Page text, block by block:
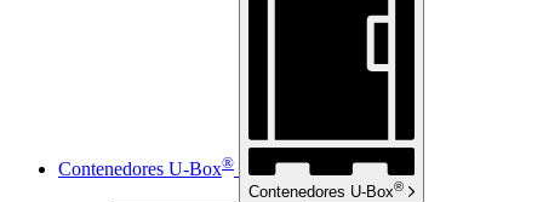
Contenedores U-Box®
Contenedores U-Box®